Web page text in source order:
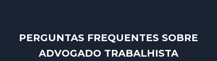
PERGUNTAS FREQUENTES SOBRE
ADVOGADO TRABALHISTA